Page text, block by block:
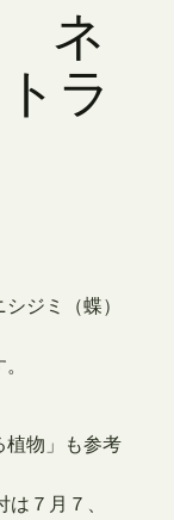
ネ
ラ
ジミ（蝶）
植物」も参考
７月７、